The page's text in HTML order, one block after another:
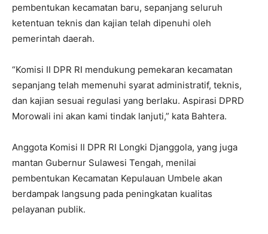
pembentukan kecamatan baru, sepanjang seluruh
ketentuan teknis dan kajian telah dipenuhi oleh
pemerintah daerah.
“Komisi II DPR RI mendukung pemekaran kecamatan
sepanjang telah memenuhi syarat administratif, teknis,
dan kajian sesuai regulasi yang berlaku. Aspirasi DPRD
Morowali ini akan kami tindak lanjuti,” kata Bahtera.
Anggota Komisi II DPR RI Longki Djanggola, yang juga
mantan Gubernur Sulawesi Tengah, menilai
pembentukan Kecamatan Kepulauan Umbele akan
berdampak langsung pada peningkatan kualitas
pelayanan publik.